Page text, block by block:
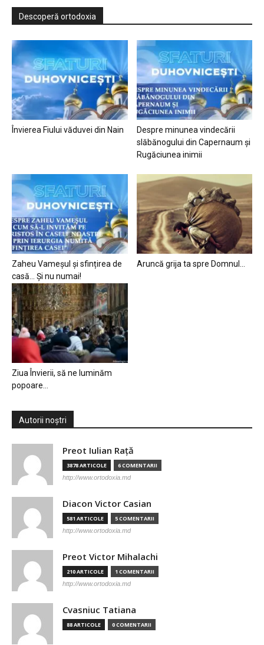
Descoperă ortodoxia
Învierea Fiului văduvei din Nain
Despre minunea vindecării
slăbănogului din Capernaum și
Rugăciunea inimii
Zaheu Vameșul și sfințirea de
casă… Și nu numai!
Aruncă grija ta spre Domnul…
Ziua Învierii, să ne luminăm
popoare…
Autorii noștri
Preot Iulian Raţă
3878 ARTICOLE 6 COMENTARII
http://www.ortodoxia.md
Diacon Victor Casian
581 ARTICOLE 5 COMENTARII
http://www.ortodoxia.md
Preot Victor Mihalachi
210 ARTICOLE 1 COMENTARII
http://www.ortodoxia.md
Cvasniuc Tatiana
88 ARTICOLE 0 COMENTARII